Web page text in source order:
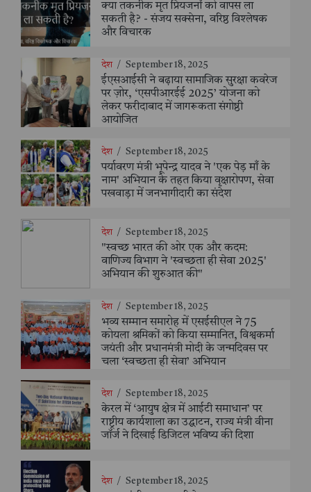
क्या तकनीक मृत प्रियजनों को वापस ला
सकती है? - संजय सक्सेना, वरिष्ठ विश्लेषक
और विचारक
देश / September 18, 2025
ईएसआईसी ने बढ़ाया सामाजिक सुरक्षा कवरेज
पर ज़ोर, ‘एसपीआरईई 2025’ योजना को
लेकर फरीदाबाद में जागरूकता संगोष्ठी
आयोजित
देश / September 18, 2025
पर्यावरण मंत्री भूपेन्द्र यादव ने 'एक पेड़ माँ के
नाम' अभियान के तहत किया वृक्षारोपण, सेवा
पखवाड़ा में जनभागीदारी का संदेश
देश / September 18, 2025
"स्वच्छ भारत की ओर एक और कदम:
वाणिज्य विभाग ने 'स्वच्छता ही सेवा 2025'
अभियान की शुरुआत की"
देश / September 18, 2025
भव्य सम्मान समारोह में एसईसीएल ने 75
कोयला श्रमिकों को किया सम्मानित, विश्वकर्मा
जयंती और प्रधानमंत्री मोदी के जन्मदिवस पर
चला ‘स्वच्छता ही सेवा’ अभियान
देश / September 18, 2025
केरल में ‘आयुष क्षेत्र में आईटी समाधान’ पर
राष्ट्रीय कार्यशाला का उद्घाटन, राज्य मंत्री वीना
जॉर्ज ने दिखाई डिजिटल भविष्य की दिशा
देश / September 18, 2025